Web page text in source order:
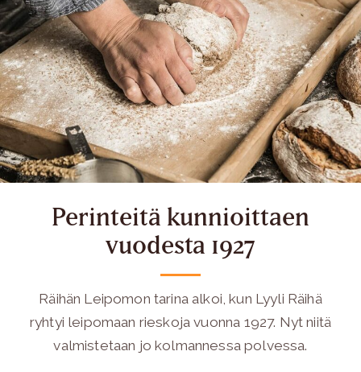
Perinteitä kunnioittaen
vuodesta 1927
Räihän Leipomon tarina alkoi, kun Lyyli Räihä
ryhtyi leipomaan rieskoja vuonna 1927. Nyt niitä
valmistetaan jo kolmannessa polvessa.